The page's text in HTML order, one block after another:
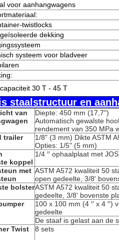
voor aanhangwagens
twistlocks
dekking
systeem voor bladveer
30 T - 45 T
staalstructuur en
van
Diepte: 450 mm (17,7")
Automatisch gewalste
rendement van 350 MPa
trailer
1/8" (3 mm) Dikte ASTM
Opties: 1/5" (5 mm)
koppel
1/4 ′′ ophaalplaat met
met ASTM A572 kwaliteit 50
open gedeelte, 3/8'
bolsterASTM A572 kwaliteit 50
gedeelte, 3/8' bovenste
100 x 100 mm (4 ′′ x 4
gedeelte
De staaf is gelast aan de
Twist
8 sets